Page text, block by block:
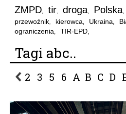
ZMPD, tir, droga, Polska,
przewoźnik, kierowca, Ukraina,
ograniczenia, TIR-EPD,
Tagi abc..
2 3 5 6 A B C D